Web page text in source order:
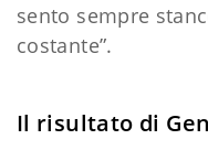
sento sempre
costante”.
Il risultato di